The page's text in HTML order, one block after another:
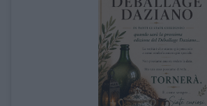
TAVOLI TAVOLINI
SEDIE POLTRONE
CREDENZE – DOPPI CORPI